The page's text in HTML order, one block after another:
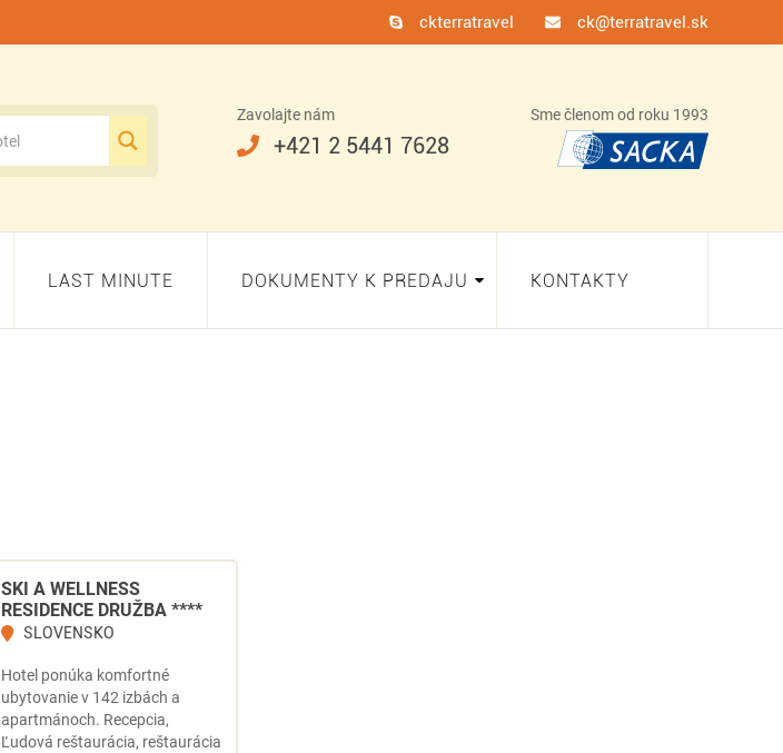
ckterratravel ck@terratravel.sk
Zavolajte nám
+421 2 5441 7628
Sme členom od roku 1993
LAST MINUTE DOKUMENTY K PREDAJU KONTAKTY
SKI A WELLNESS
RESIDENCE DRUŽBA ****
SLOVENSKO
Hotel ponúka komfortné
ubytovanie v 142 izbách a
apartmánoch. Recepcia,
Ľudová reštaurácia, reštaurácia